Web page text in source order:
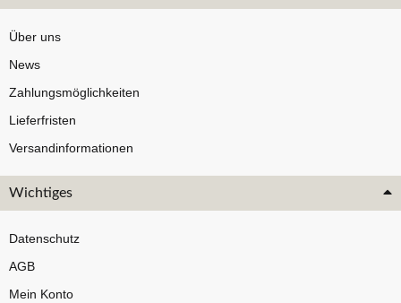
Über uns
News
Zahlungsmöglichkeiten
Lieferfristen
Versandinformationen
Wichtiges
Datenschutz
AGB
Mein Konto